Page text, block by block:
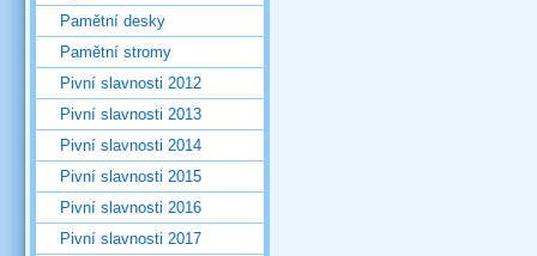
Pamětní desky
Pamětní stromy
Pivní slavnosti 2012
Pivní slavnosti 2013
Pivní slavnosti 2014
Pivní slavnosti 2015
Pivní slavnosti 2016
Pivní slavnosti 2017